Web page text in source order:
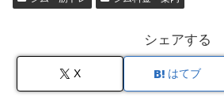
シェアする
X はてブ